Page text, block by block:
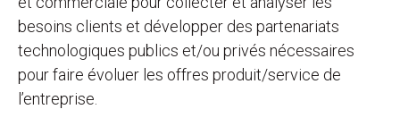
besoins clients et développer des partenariats
technologiques publics et/ou privés nécessaires
pour faire évoluer les offres produit/service de
l’entreprise.